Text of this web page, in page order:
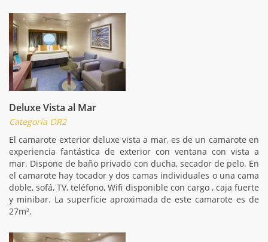
Deluxe Vista al Mar
Categoría OR2
El camarote exterior deluxe vista a mar, es de un camarote en
experiencia fantástica de exterior con ventana con vista a
mar. Dispone de baño privado con ducha, secador de pelo. En
el camarote hay tocador y dos camas individuales o una cama
doble, sofá, TV, teléfono, Wifi disponible con cargo , caja fuerte
y minibar. La superficie aproximada de este camarote es de
27m².